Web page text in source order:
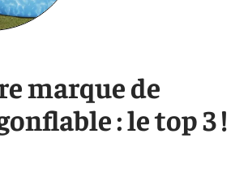
marque de
: le top 3 !